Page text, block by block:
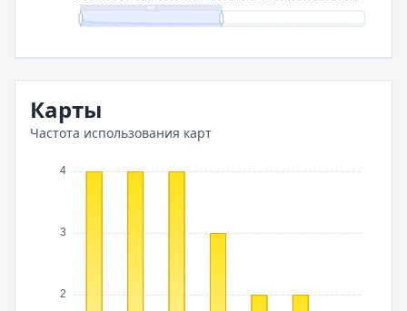
Карты
Частота использования карт